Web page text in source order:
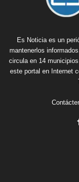
Es Noticia es un
mantenerlos
circula en 14
este portal en Internet